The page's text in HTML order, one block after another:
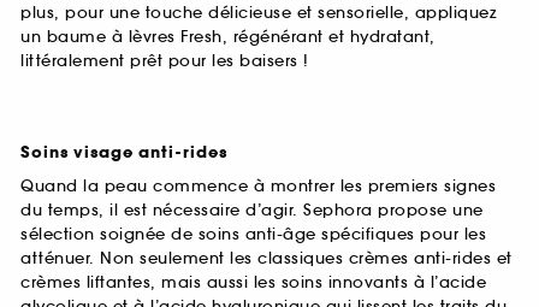
plus, pour une touche délicieuse et sensorielle, appliquez
un baume à lèvres Fresh, régénérant et hydratant,
littéralement prêt pour les baisers !
Soins visage anti-rides
Quand la peau commence à montrer les premiers signes
du temps, il est nécessaire d’agir. Sephora propose une
sélection soignée de soins anti-âge spécifiques pour les
atténuer. Non seulement les classiques crèmes anti-rides et
crèmes liftantes, mais aussi les soins innovants à l’acide